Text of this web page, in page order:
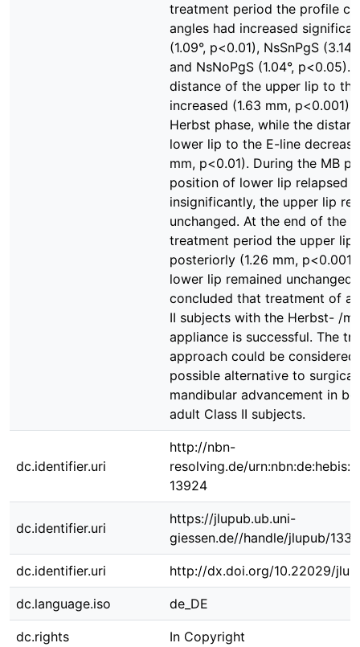
treatment period the profile
angles had increased
(1.09°, p<0.01), NsSnPgS
and NsNoPgS (1.04°, p<0.05).
distance of the upper lip to
increased (1.63 mm, p<0.001)
Herbst phase, while the
lower lip to the E-line
mm, p<0.01). During the MB
position of lower lip relapsed
insignificantly, the upper lip
unchanged. At the end of the
treatment period the upper lip
posteriorly (1.26 mm,
lower lip remained
concluded that treatment of
II subjects with the Herbst- /
appliance is successful. The
approach could be considered
possible alternative to surgical
mandibular advancement in
adult Class II subjects.
dc.identifier.uri
http://nbn-
resolving.de/
13924
dc.identifier.uri
https://jlupub.ub.uni-
giessen.de//handle/jlupub/
dc.identifier.uri http://dx.doi.org/10.22029/
dc.language.iso de_DE
dc.rights In Copyright